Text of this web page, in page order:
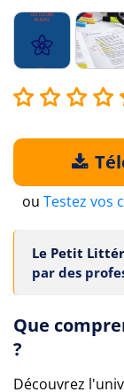
ou Testez vos
Le Petit
par des
Que
?
Découvrez